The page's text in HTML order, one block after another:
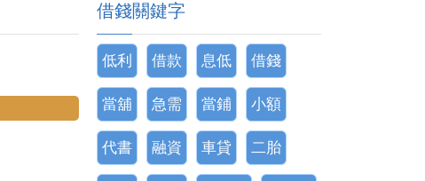
借錢關鍵字
低利 借款 息低 借錢
當舖 急需 當鋪 小額
代書 融資 車貸 二胎